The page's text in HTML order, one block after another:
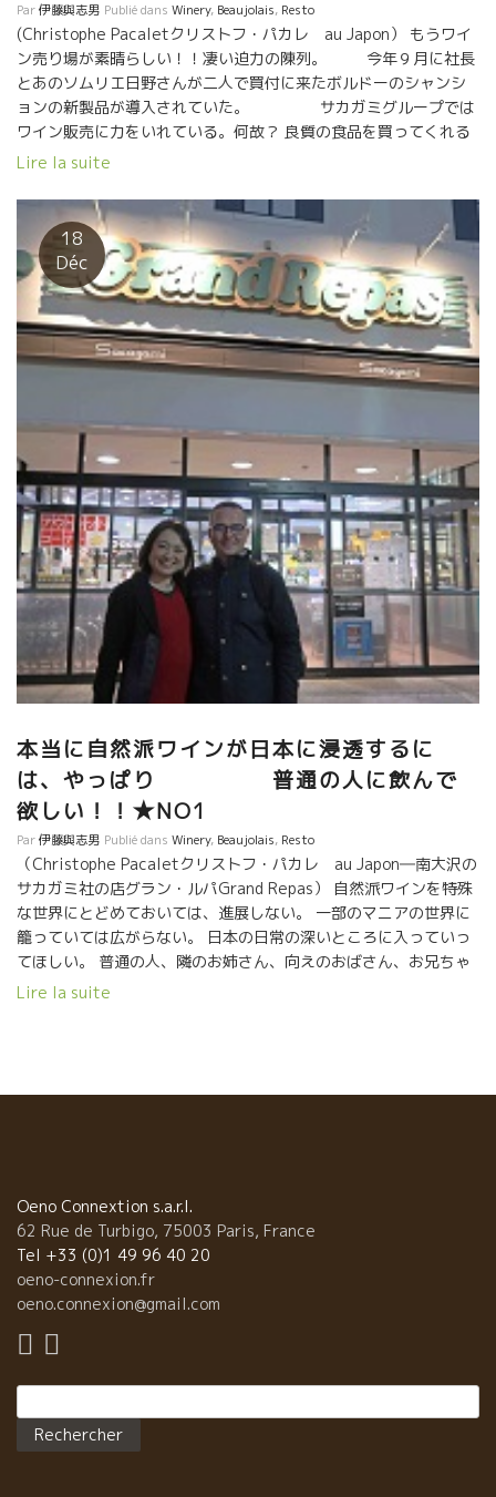
Par伊藤與志男 Publié dans Winery, Beaujolais, Resto
(Christophe Pacaletクリストフ・パカレ au Japon） もうワイ
ン売り場が素晴らしい！！凄い迫力の陳列。 今年９月に社長
とあのソムリエ日野さんが二人で買付に来たボルドーのシャンシ
ョンの新製品が導入されていた。 サカガミグループでは
ワイン販売に力をいれている。何故？ 良質の食品を買ってくれる
お客さんは、ワインにも大変興味を持っている。 さらに、自然な
ら。 毎年、社員をフランスまで研修、買付に出している。今年は
社長自ら買付ツアーに参加している。 ワインは偶然には、売れる
ようにならない。 自分達の足で畑を歩いて、健全な畑である
ことを確認。トレサビリテーを証明できる自信。 そして、試飲し
て、自分達のお客さんに合うことを確認。西南部の銘酒エリア
ン・ダロスを紹介。 それを、チラシで即、お客さんに伝える。繰
り返し伝える。 ワイン販売はこの長い時間をかけて仕込む期間が
必要。偶然には売れるようには決してならない。 単に、人気ワイ
ンを集めただけの品揃えでは売れません。 一緒にやりませんか？
Lire la suite
18
Déc
本当に自然派ワインが日本に浸透するに
は、やっぱり 普通の人に飲んで
欲しい！！★NO1
Par伊藤與志男 Publié dans Winery, Beaujolais, Resto
（Christophe Pacaletクリストフ・パカレ au Japon―南大沢の
サカガミ社の店グラン・ルパGrand Repas） 自然派ワインを特殊
な世界にとどめておいては、進展しない。 一部のマニアの世界に
籠っていては広がらない。 日本の日常の深いところに入っていっ
てほしい。 普通の人、隣のお姉さん、向えのおばさん、お兄ちゃ
んに飲んでほしい。 普通の人が食品を買いにくる“場”に自然派ワ
サカガミグループの良質食品を販売する店Grand Repasグラン・
ルパ店にやって来た。 お店のウィンドウにクリスト・パカレ
の写真が一杯貼られていた。クリスト来店の告知看板も。クリス
トフもビックリ。 店長さんの荻野さんと店内見学。高品質な
食品、生鮮の新鮮さに、元料理人のクリストフは驚き。 フランス
ストフ。流石のサカガミ。 BMOの山田恭路さんの指導を早くから
のしずくがあるに感激。私も一本買ってしまった。本当は沢山買
ってフランスに持って帰りたい日本酒。 荻野さんの自慢顔。もう
Lire la suite
Oeno Connextion s.a.r.l.
62 Rue de Turbigo, 75003 Paris, France
Tel +33 (0)1 49 96 40 20
oeno-connexion.fr
oeno.connexion@gmail.com